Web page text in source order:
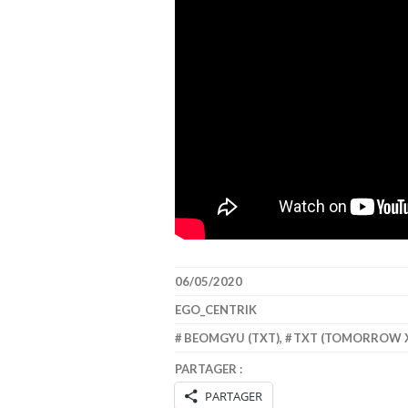
06/05/2020
EGO_CENTRIK
BEOMGYU (TXT), TXT (TOMORROW
PARTAGER :
PARTAGER